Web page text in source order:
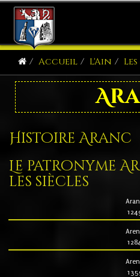
Accueil L'Ain
Histoire Aranc
Le patronyme
les siècles